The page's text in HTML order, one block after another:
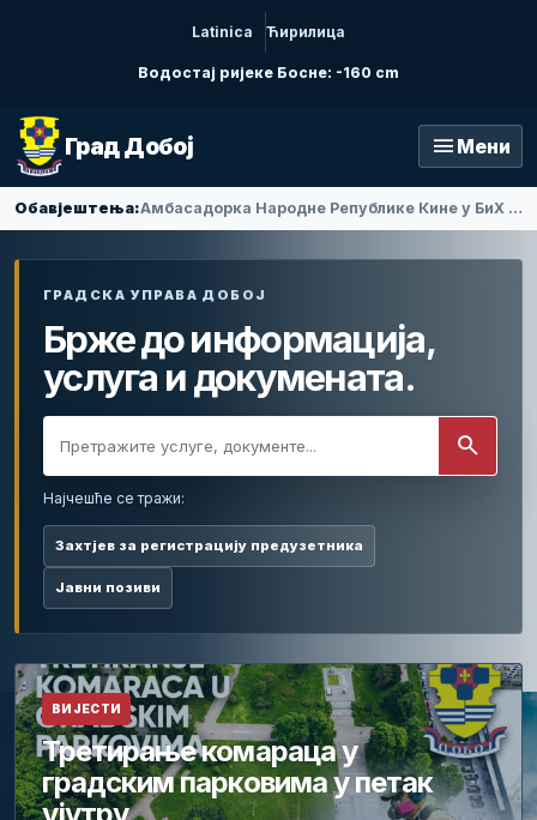
Latinica Ћирилица
Водостај ријеке Босне: -160 cm
Град Добој menu Мени
Обавјештења: Амбасадорка Народне Републике Кине у БиХ Ли Фан посјетила Добој
ГРАДСКА УПРАВА ДОБОЈ
Брже до информација,
услуга и докумената.
search
Најчешће се тражи:
Захтјев за регистрацију предузетника
Јавни позиви
ВИЈЕСТИ
Третирање комараца у
градским парковима у петак